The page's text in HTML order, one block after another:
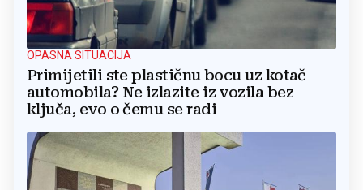
OPASNA SITUACIJA
Primijetili ste plastičnu bocu uz kotač
automobila? Ne izlazite iz vozila bez
ključa, evo o čemu se radi